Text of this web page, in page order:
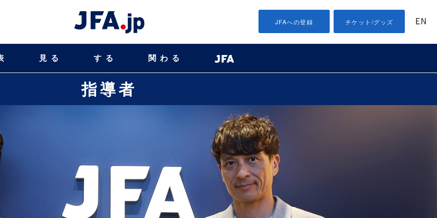
JFAへの登録 チケット/グッズ EN
見る する 関わる
指導者